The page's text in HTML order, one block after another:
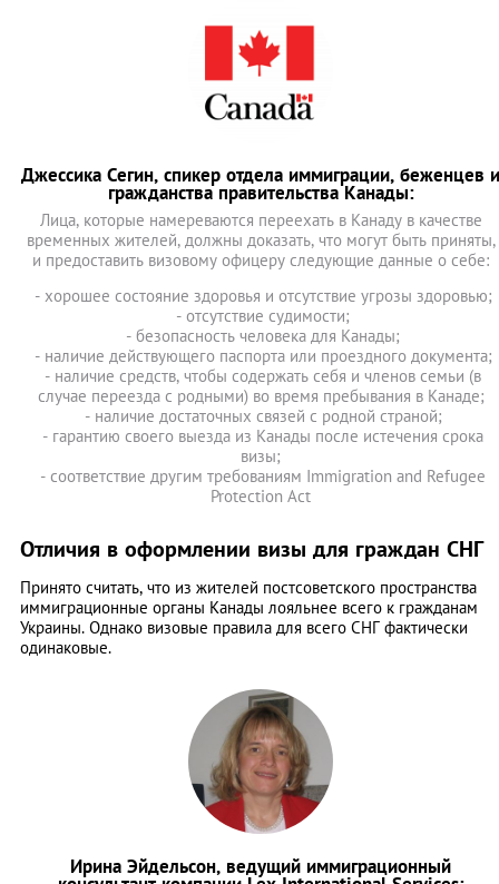
Джессика Сегин, спикер отдела иммиграции, беженцев и
гражданства правительства Канады:
Лица, которые намереваются переехать в Канаду в качестве
временных жителей, должны доказать, что могут быть приняты,
и предоставить визовому офицеру следующие данные о себе:
- хорошее состояние здоровья и отсутствие угрозы здоровью;
- отсутствие судимости;
- безопасность человека для Канады;
- наличие действующего паспорта или проездного документа;
- наличие средств, чтобы содержать себя и членов семьи (в
случае переезда с родными) во время пребывания в Канаде;
- наличие достаточных связей с родной страной;
- гарантию своего выезда из Канады после истечения срока
визы;
- соответствие другим требованиям Immigration and Refugee
Protection Act
Отличия в оформлении визы для граждан СНГ
Принято считать, что из жителей постсоветского пространства
иммиграционные органы Канады лояльнее всего к гражданам
Украины. Однако визовые правила для всего СНГ фактически
одинаковые.
Ирина Эйдельсон, ведущий иммиграционный